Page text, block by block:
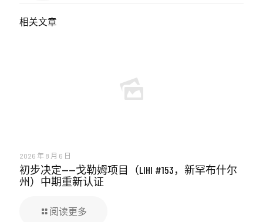
相关文章
2026 年 8 月 6 日
初步决定——戈勒姆项目（LIHI #153，新罕布什尔
州）中期重新认证
阅读更多